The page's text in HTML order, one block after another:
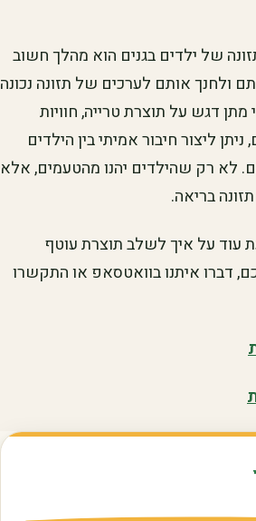
של ילדים בגנים הוא מהלך חשוב
ולחנך אותם לערכים של תזונה נכונה
מתן דגש על תוצרת טרייה, חוויות
ניתן ליצור חיבור אמיתי בין הילדים
לא רק שהילדים יהנו מהטעמים, אלא
בריאה.
עוד על איך לשלב תוצרת עוטף
דברו איתנו בוואטסאפ או התקשרו